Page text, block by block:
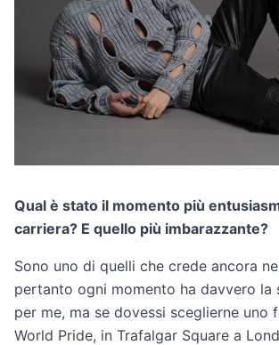
Qual è stato il momento più
carriera? E quello più imbarazzante?
Sono uno di quelli che crede ancora
pertanto ogni momento ha davvero la
per me, ma se dovessi sceglierne uno
World Pride, in Trafalgar Square a